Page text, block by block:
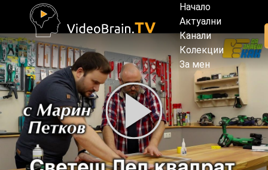
Начало
Актуални
Канали
Колекции
За мен